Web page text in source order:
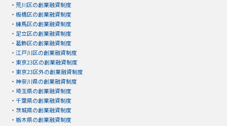
・ 荒川区の創業融資制度
・ 板橋区の創業融資制度
・ 練馬区の創業融資制度
・ 足立区の創業融資制度
・ 葛飾区の創業融資制度
・ 江戸川区の創業融資制度
・ 東京23区の創業融資制度
・ 東京23区外の創業融資制度
・ 神奈川県の創業融資制度
・ 埼玉県の創業融資制度
・ 千葉県の創業融資制度
・ 茨城県の創業融資制度
・ 栃木県の創業融資制度